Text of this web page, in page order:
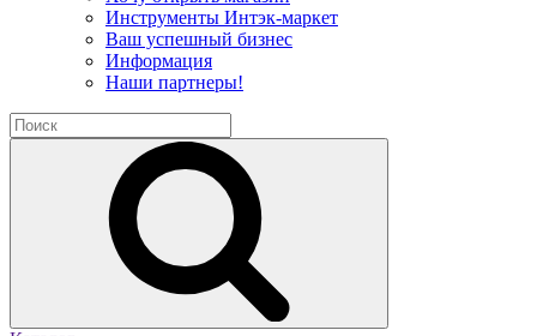
Инструменты Интэк-маркет
Ваш успешный бизнес
Информация
Наши партнеры!